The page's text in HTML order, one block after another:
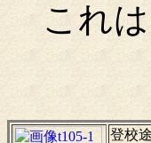
これ
登校